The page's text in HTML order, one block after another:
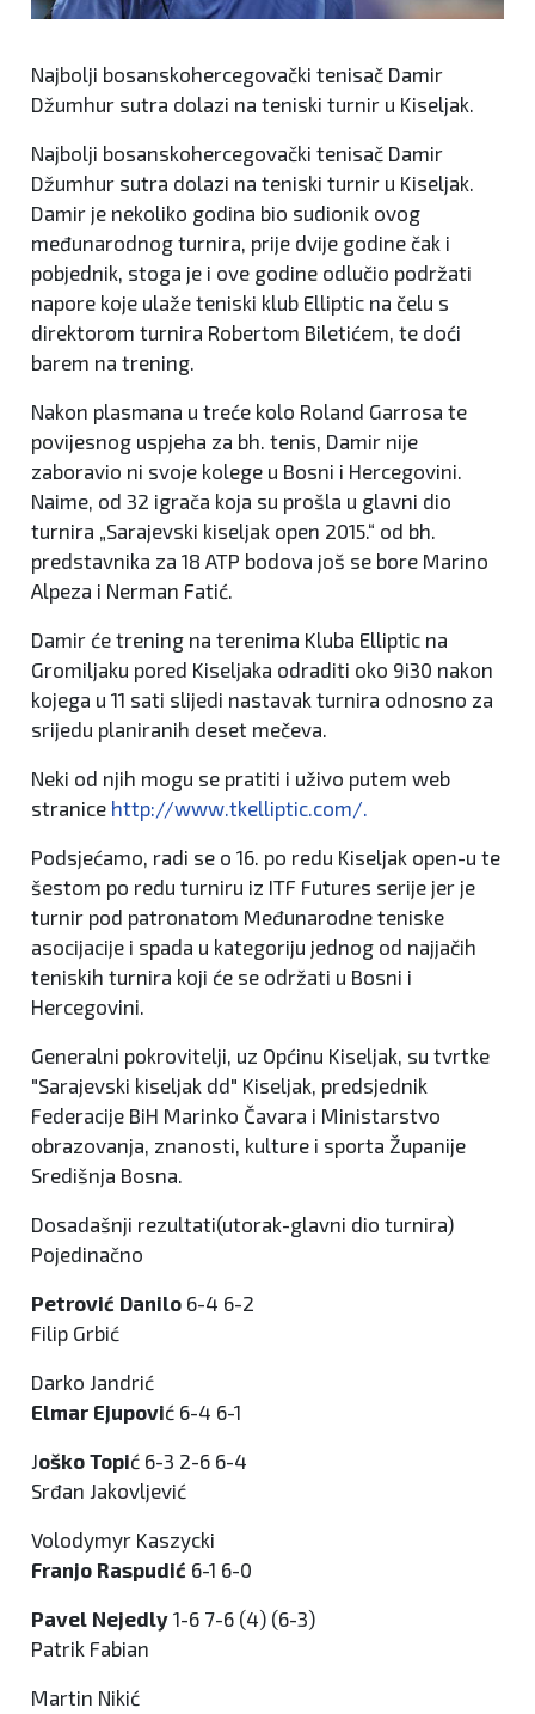
Najbolji bosanskohercegovački tenisač Damir
Džumhur sutra dolazi na teniski turnir u Kiseljak.
Najbolji bosanskohercegovački tenisač Damir
Džumhur sutra dolazi na teniski turnir u Kiseljak.
Damir je nekoliko godina bio sudionik ovog
međunarodnog turnira, prije dvije godine čak i
pobjednik, stoga je i ove godine odlučio podržati
napore koje ulaže teniski klub Elliptic na čelu s
direktorom turnira Robertom Biletićem, te doći
barem na trening.
Nakon plasmana u treće kolo Roland Garrosa te
povijesnog uspjeha za bh. tenis, Damir nije
zaboravio ni svoje kolege u Bosni i Hercegovini.
Naime, od 32 igrača koja su prošla u glavni dio
turnira „Sarajevski kiseljak open 2015.“ od bh.
predstavnika za 18 ATP bodova još se bore Marino
Alpeza i Nerman Fatić.
Damir će trening na terenima Kluba Elliptic na
Gromiljaku pored Kiseljaka odraditi oko 9i30 nakon
kojega u 11 sati slijedi nastavak turnira odnosno za
srijedu planiranih deset mečeva.
Neki od njih mogu se pratiti i uživo putem web
stranice http://www.tkelliptic.com/.
Podsjećamo, radi se o 16. po redu Kiseljak open-u te
šestom po redu turniru iz ITF Futures serije jer je
turnir pod patronatom Međunarodne teniske
asocijacije i spada u kategoriju jednog od najjačih
teniskih turnira koji će se održati u Bosni i
Hercegovini.
Generalni pokrovitelji, uz Općinu Kiseljak, su tvrtke
"Sarajevski kiseljak dd" Kiseljak, predsjednik
Federacije BiH Marinko Čavara i Ministarstvo
obrazovanja, znanosti, kulture i sporta Županije
Središnja Bosna.
Dosadašnji rezultati(utorak-glavni dio turnira)
Pojedinačno
Petrović Danilo 6-4 6-2
Filip Grbić
Darko Jandrić
Elmar Ejupović 6-4 6-1
Joško Topić 6-3 2-6 6-4
Srđan Jakovljević
Volodymyr Kaszycki
Franjo Raspudić 6-1 6-0
Pavel Nejedly 1-6 7-6 (4) (6-3)
Patrik Fabian
Martin Nikić